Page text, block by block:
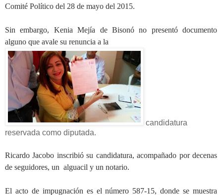
Comité Político del 28 de mayo del 2015.
Sin embargo, Kenia Mejía de Bisonó no presentó documento
alguno que avale su renuncia a la
candidatura
reservada como diputada.
Ricardo Jacobo inscribió su candidatura, acompañado por decenas
de seguidores, un alguacil y un notario.
El acto de impugnación es el número 587-15, donde se muestra